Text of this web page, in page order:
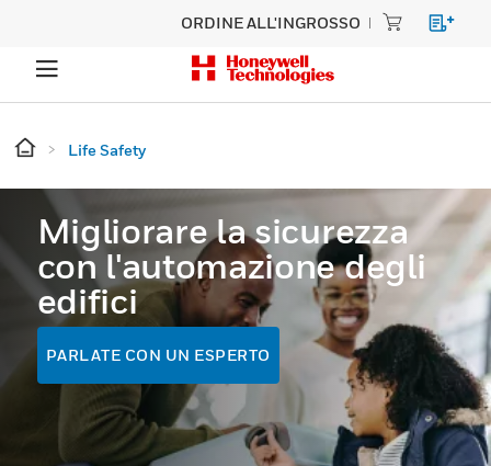
ORDINE ALL'INGROSSO
Life Safety
Migliorare la sicurezza
con l'automazione degli
edifici
PARLATE CON UN ESPERTO